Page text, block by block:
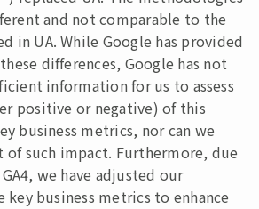
and not comparable to the
in UA. While Google has provided
differences, Google has not
information for us to assess
positive or negative) of this
business metrics, nor can we
such impact. Furthermore, due
we have adjusted our
business metrics to enhance